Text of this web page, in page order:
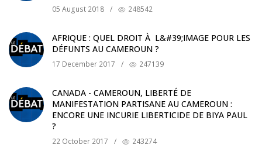
05 August 2018 / 248542
AFRIQUE : QUEL DROIT À L&#39;IMAGE POUR LES
DÉFUNTS AU CAMEROUN ?
17 December 2017 / 247139
CANADA - CAMEROUN, LIBERTÉ DE
MANIFESTATION PARTISANE AU CAMEROUN :
ENCORE UNE INCURIE LIBERTICIDE DE BIYA PAUL
?
22 October 2017 / 243274